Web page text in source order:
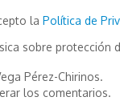
la Política de
sobre protección
Pérez-Chirinos.
los comentarios.